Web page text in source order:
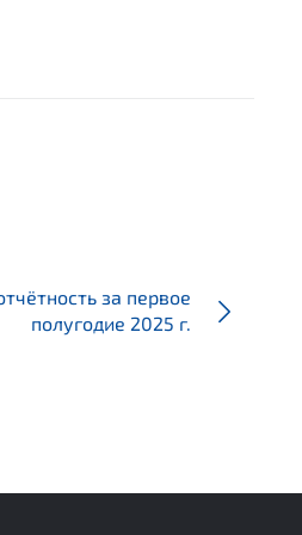
за первое
полугодие 2025 г.